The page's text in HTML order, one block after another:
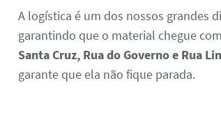
A logística é um dos nossos grandes
garantindo que o material chegue
Santa Cruz, Rua do Governo e Rua
garante que ela não fique parada.